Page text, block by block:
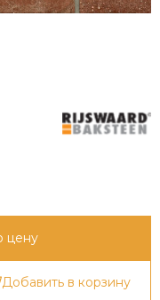
цену
Добавить в корзину